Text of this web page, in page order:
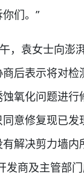
们。”
袁女士向澎
商后表示将对检
氧化问题进行
意修复现已发
解决剪力墙内
发商及主管部